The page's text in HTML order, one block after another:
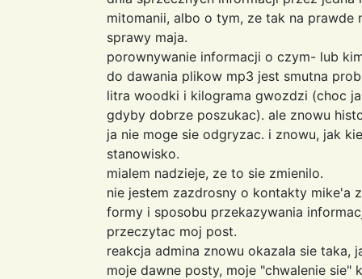
mitomanii, albo o tym, ze tak na
sprawy maja.
porownywanie informacji o czym- lub
do dawania plikow mp3 jest smutna
litra woodki i kilograma gwozdzi (choc
gdyby dobrze poszukac). ale znowu
ja nie moge sie odgryzac. i znowu, jak
stanowisko.
mialem nadzieje, ze to sie zmienilo.
nie jestem zazdrosny o kontakty mike'a
formy i sposobu przekazywania
przeczytac moj post.
reakcja admina znowu okazala sie taka,
moje dawne posty, moje "chwalenie sie"